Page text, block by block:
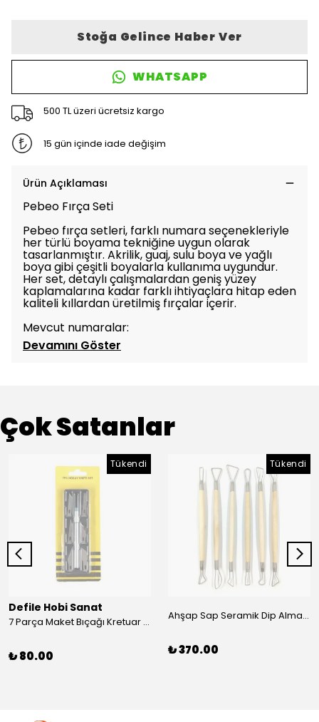
Stoğa Gelince Haber Ver
WHATSAPP
500 TL üzeri ücretsiz kargo
15 gün içinde iade değişim
Ürün Açıklaması
Pebeo Fırça Seti
Pebeo fırça setleri, farklı numara seçenekleriyle
her türlü boyama tekniğine uygun olarak
tasarlanmıştır. Akrilik, guaj, sulu boya ve yağlı
boya gibi çeşitli boyalarla kullanıma uygundur.
Her set, detaylı çalışmalardan geniş yüzey
kaplamalarına kadar farklı ihtiyaçlara hitap eden
kaliteli kıllardan üretilmiş fırçalar içerir.
Mevcut numaralar:
Devamını Göster
Çok Satanlar
Tükendi
Defile Hobi Sanat
7 Parça Maket Bıçağı Kretuar Set
₺ 80.00
Tükendi
Ahşap Sap Seramik Dip Alma Seti 6’lı 20 cm
₺ 370.00